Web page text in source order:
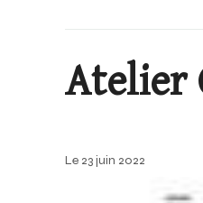
Atelier
Le 23 juin 2022